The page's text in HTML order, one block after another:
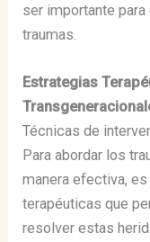
ser importante
traumas.
Estrategias
Técnicas de
Para abordar los
manera efectiva,
terapéuticas que
resolver estas